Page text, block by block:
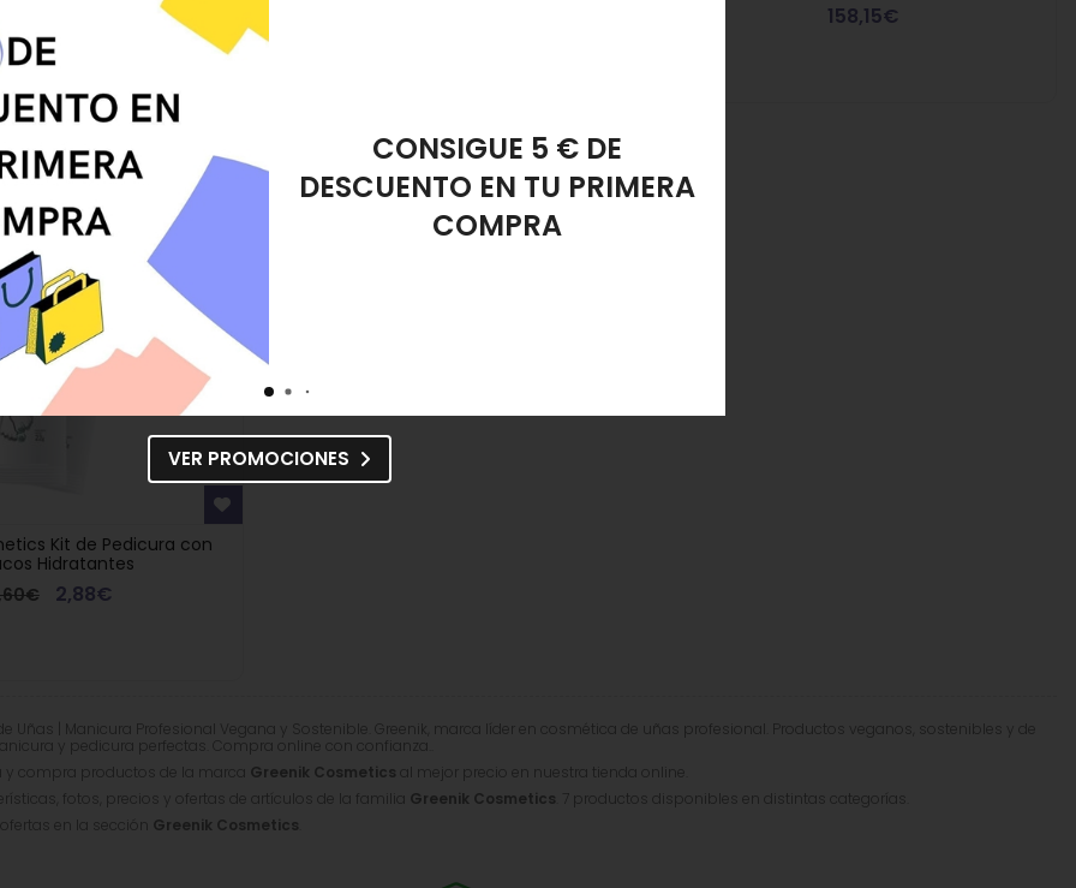
Uñas | Manicura Profesional Vegana y Sostenible. Greenik, marca líder en cosmética de uñas profesional. Productos veganos, sostenibles y de
y pedicura perfectas. Compra online con confianza..
y compra productos de la marca Greenik Cosmetics al mejor precio en nuestra tienda online.
fotos, precios y ofertas de artículos de la familia Greenik Cosmetics . 7 productos disponibles en distintas categorías.
en la sección Greenik Cosmetics
158,15€
20%
Kit de Pedicura con
Hidratantes
2,88€
REGALO ESPONJA
DESMAQUILLANTE
VER PROMOCIONES